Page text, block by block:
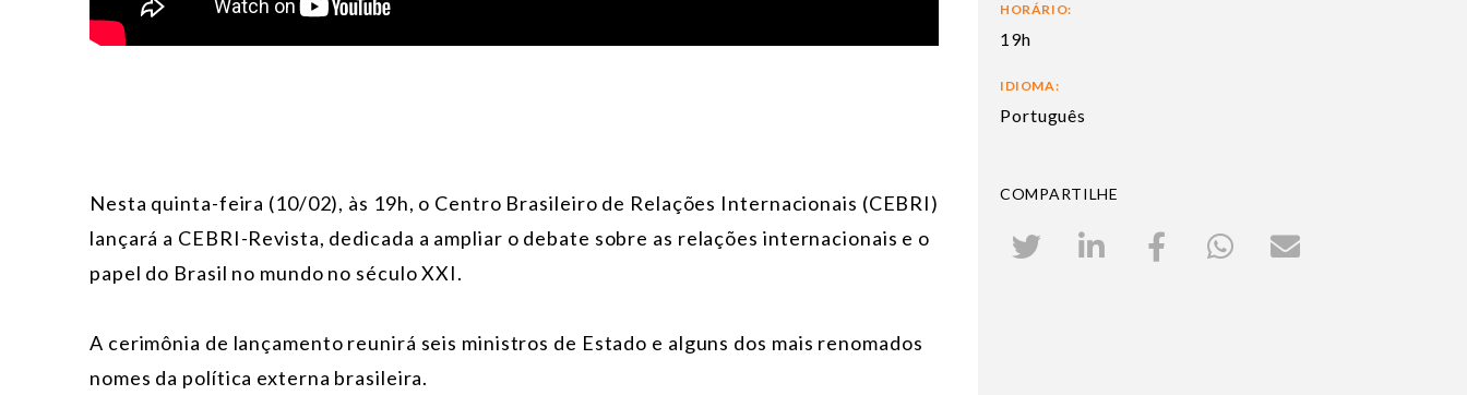
Nesta quinta-feira (10/02), às 19h, o Centro Brasileiro de Relações Internacionais (CEBRI)
lançará a CEBRI-Revista, dedicada a ampliar o debate sobre as relações internacionais e o
papel do Brasil no mundo no século XXI.
A cerimônia de lançamento reunirá seis ministros de Estado e alguns dos mais renomados
nomes da política externa brasileira.
HORÁRIO:
19h
IDIOMA:
Português
COMPARTILHE